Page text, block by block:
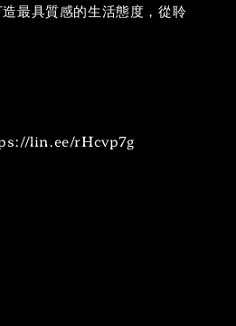
最具質感的生活態度，從聆
lin.ee/rHcvp7g